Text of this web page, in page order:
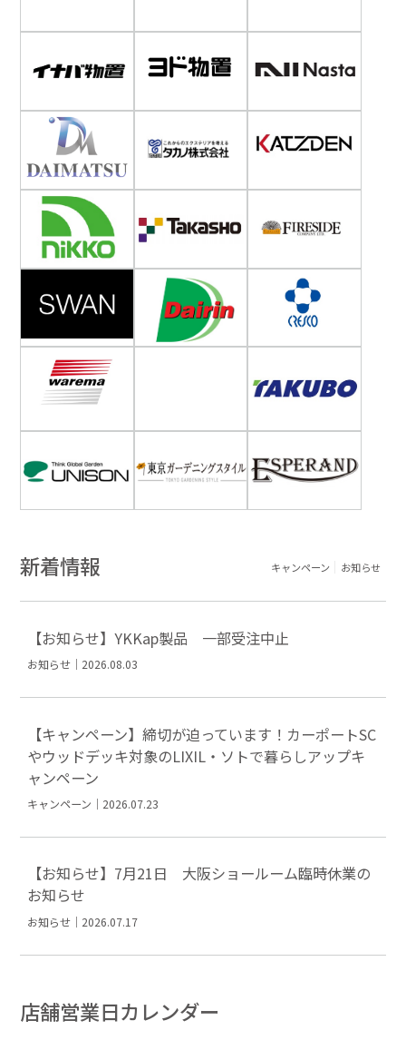
新着情報 キャンペーン お知らせ
【お知らせ】YKKap製品 一部受注中止
お知らせ｜2026.08.03
【キャンペーン】締切が迫っています！カーポートSC
やウッドデッキ対象のLIXIL・ソトで暮らしアップキ
ャンペーン
キャンペーン｜2026.07.23
【お知らせ】7月21日 大阪ショールーム臨時休業の
お知らせ
お知らせ｜2026.07.17
店舗営業日カレンダー